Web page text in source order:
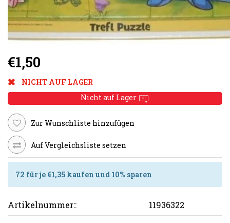
€1,50
NICHT AUF LAGER
Nicht auf Lager
Zur Wunschliste hinzufügen
Auf Vergleichsliste setzen
72 für je €1,35 kaufen und 10% sparen
Artikelnummer:: 11936322